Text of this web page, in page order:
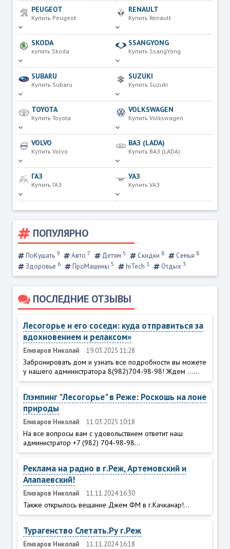
PEUGEOT
Купить Peugeot
RENAULT
Купить Renault
SKODA
купить Skoda
SSANGYONG
Купить SsangYong
SUBARU
Купить Subaru
SUZUKI
Купить Suzuki
TOYOTA
Купить Toyota
VOLKSWAGEN
Купить Volkswagen
VOLVO
Купить Volvo
ВАЗ (LADA)
Купить ВАЗ (LADA)
ГАЗ
Купить ГАЗ
УАЗ
Купить УАЗ
ПОПУЛЯРНО
ПоКушать 9 Авто 7 Детям 5 Скидки 8 Семья 8
Здоровье 6 ПроМашины 5 hiTech 1 Отдых 3
ПОСЛЕДНИЕ ОТЗЫВЫ
Лесогорье и его соседи: куда отправиться за
вдохновением и релаксом»
Елизаров Николай 19.03.2025 11:28
Забронировать дом и узнать все подробности вы можете
у нашего администратора 8(982)704-98-98! Ждем ......
Глэмпинг "Лесогорье" в Реже: Роскошь на лоне
природы
Елизаров Николай 11.03.2025 10:18
На все вопросы вам с удовольствием ответит наш
администратор +7 (982) 704-98-98...
Реклама на радио в г.Реж, Артемовский и
Алапаевский!
Елизаров Николай 11.11.2024 16:30
Также открылось вещание Джем ФМ в г.Качканар!...
Турагенство Слетать.Ру г.Реж
Елизаров Николай 11.11.2024 16:18